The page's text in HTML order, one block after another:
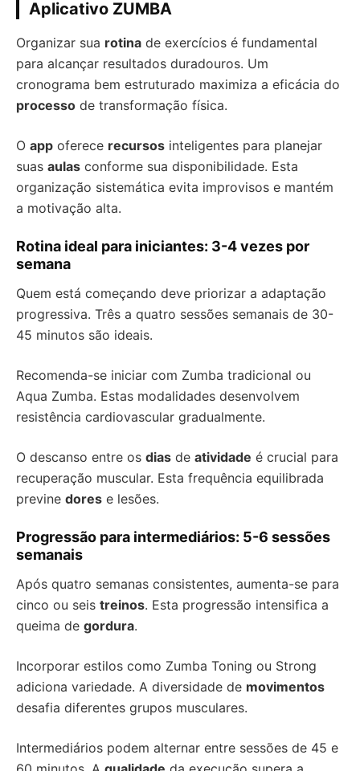
Aplicativo ZUMBA
Organizar sua rotina de exercícios é fundamental
para alcançar resultados duradouros. Um
cronograma bem estruturado maximiza a eficácia do
processo de transformação física.
O app oferece recursos inteligentes para planejar
suas aulas conforme sua disponibilidade. Esta
organização sistemática evita improvisos e mantém
a motivação alta.
Rotina ideal para iniciantes: 3-4 vezes por
semana
Quem está começando deve priorizar a adaptação
progressiva. Três a quatro sessões semanais de 30-
45 minutos são ideais.
Recomenda-se iniciar com Zumba tradicional ou
Aqua Zumba. Estas modalidades desenvolvem
resistência cardiovascular gradualmente.
O descanso entre os dias de atividade é crucial para
recuperação muscular. Esta frequência equilibrada
previne dores e lesões.
Progressão para intermediários: 5-6 sessões
semanais
Após quatro semanas consistentes, aumenta-se para
cinco ou seis treinos. Esta progressão intensifica a
queima de gordura.
Incorporar estilos como Zumba Toning ou Strong
adiciona variedade. A diversidade de movimentos
desafia diferentes grupos musculares.
Intermediários podem alternar entre sessões de 45 e